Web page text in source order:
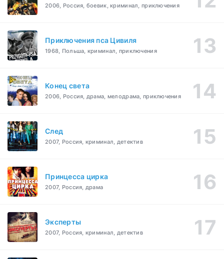
2006, Россия, боевик, криминал, приключения
Приключения пса Цивиля
1968, Польша, криминал, приключения
Конец света
2006, Россия, драма, мелодрама, приключения
След
2007, Россия, криминал, детектив
Принцесса цирка
2007, Россия, драма
Эксперты
2007, Россия, криминал, детектив